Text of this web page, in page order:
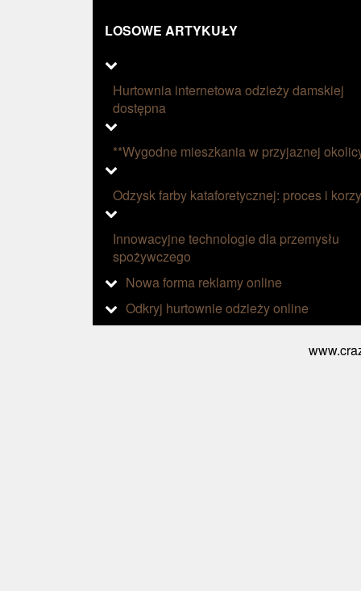
LOSOWE ARTYKUŁY
Hurtownia internetowa odzieży damskiej
dostępna
**Wygodne mieszkania w przyjaznej
Odzysk farby kataforetycznej: proces i
Innowacyjne technologie dla przemysłu
spożywczego
Nowa forma reklamy online
Odkryj hurtownie odzieży online